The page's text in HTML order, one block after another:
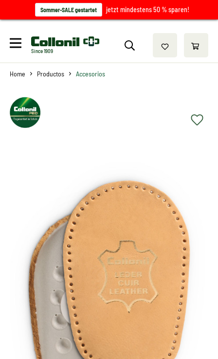
Sommer-SALE gestartet jetzt mindestens 50 % sparen!
Since 1909
Home Productos Accesorios